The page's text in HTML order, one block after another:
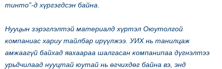
тинто”-д хүргэгдсэн байна.
Нууцын зэрэглэлтэй материалд хүртэл Оюутолгой
компаниас хариу тайлбар ирүүлжээ. УИХ нь танилцаж
амжаагүй байхад яахаараа шалгасан компанипаа дүгнэлтээ
урьдчилаад нууцтай юутай нь өгчихдөг байна вэ, энд